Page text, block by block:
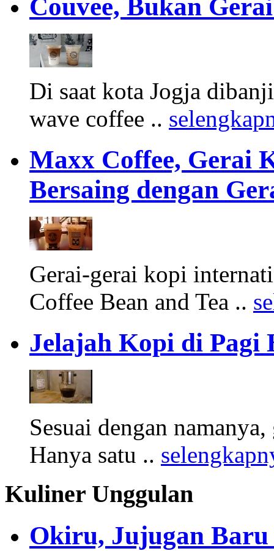
Couvee, Bukan
Di saat kota Jogja
wave coffee ..
Maxx Coffee, Gerai
Bersaing dengan
Gerai-gerai kopi
Coffee Bean and Tea ..
Jelajah Kopi di
Sesuai dengan
Hanya satu ..
Kuliner Unggulan
Okiru, Jujugan Baru